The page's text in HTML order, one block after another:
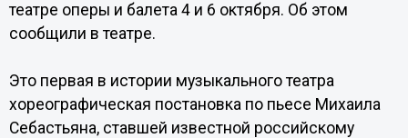
театре оперы и балета 4 и 6 октября. Об этом
сообщили в театре.
Это первая в истории музыкального театра
хореографическая постановка по пьесе Михаила
Себастьяна, ставшей известной российскому